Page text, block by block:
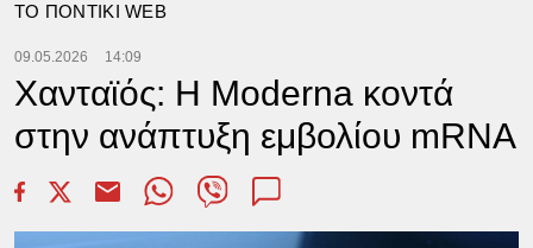
TΟ ΠΟΝΤΙΚΙ WEB
09.05.2026 14:09
Χανταϊός: Η Moderna κοντά
στην ανάπτυξη εμβολίου mRNA